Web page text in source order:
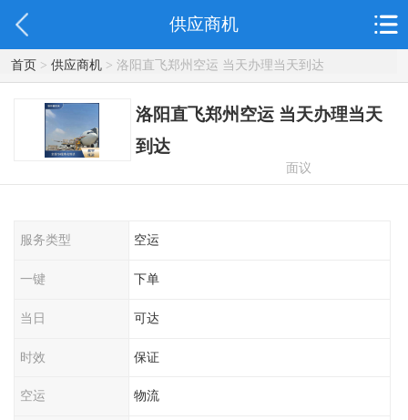
供应商机
首页> 供应商机> 洛阳直飞郑州空运 当天办理当天到达
洛阳直飞郑州空运 当天办理当天
到达
面议
服务类型 空运
一键 下单
当日 可达
时效 保证
空运 物流